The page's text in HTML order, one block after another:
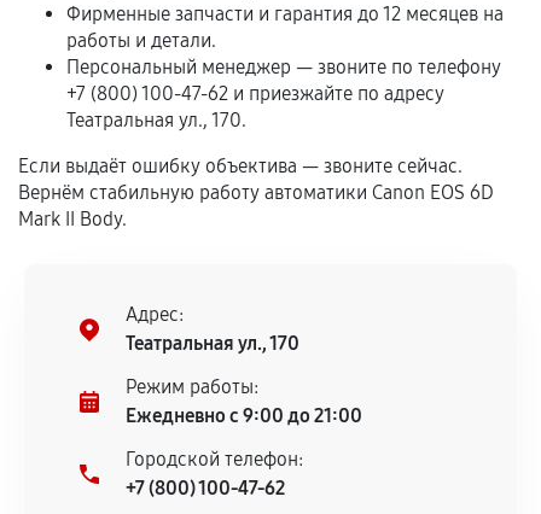
Если комплектующие куплены
самостоятельно
Гарантия на выполненные работы может
сохраняться полностью или частично, если
соблюдены следующие условия:
дефектов.
Установка была выполнена нашим сервисным
центром.
При этом гарантия на сами комплектующие
продавца. За качество сторонних деталей
сервисный центр ответственности не несет.
Фирменные запчасти и гарантия до 12 месяцев на
работы и детали.
Персональный менеджер — звоните по телефону
+7 (800) 100-47-62 и приезжайте по адресу
Театральная ул., 170.
Если выдаёт ошибку объектива — звоните сейчас.
Вернём стабильную работу автоматики Canon EOS 6D
Mark II Body.
Адрес:
Театральная ул., 170
Режим работы:
Ежедневно с 9:00 до 21:00
Городской телефон:
+7 (800) 100-47-62